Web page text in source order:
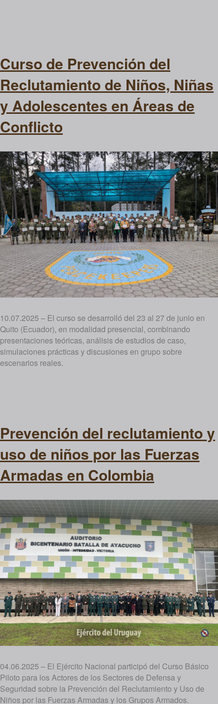
Curso de Prevención del
Reclutamiento de Niños, Niñas
y Adolescentes en Áreas de
Conflicto
10.07.2025 – El curso se desarrolló del 23 al 27 de junio en
Quito (Ecuador), en modalidad presencial, combinando
presentaciones teóricas, análisis de estudios de caso,
simulaciones prácticas y discusiones en grupo sobre
escenarios reales.
Prevención del reclutamiento y
uso de niños por las Fuerzas
Armadas en Colombia
04.06.2025 – El Ejército Nacional participó del Curso Básico
Piloto para los Actores de los Sectores de Defensa y
Seguridad sobre la Prevención del Reclutamiento y Uso de
Niños por las Fuerzas Armadas y los Grupos Armados.